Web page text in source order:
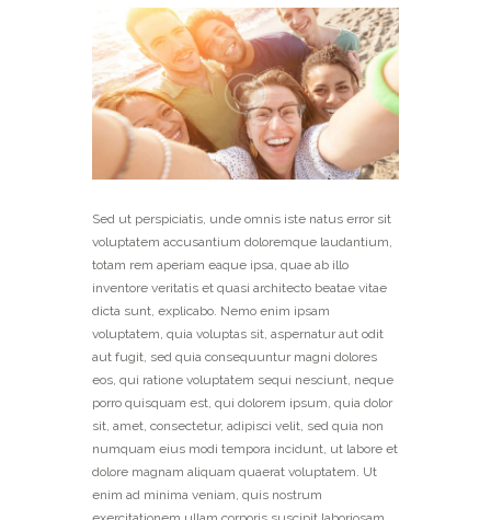
Sed ut perspiciatis, unde omnis iste natus error sit
voluptatem accusantium doloremque laudantium,
totam rem aperiam eaque ipsa, quae ab illo
inventore veritatis et quasi architecto beatae vitae
dicta sunt, explicabo. Nemo enim ipsam
voluptatem, quia voluptas sit, aspernatur aut odit
aut fugit, sed quia consequuntur magni dolores
eos, qui ratione voluptatem sequi nesciunt, neque
porro quisquam est, qui dolorem ipsum, quia dolor
sit, amet, consectetur, adipisci velit, sed quia non
numquam eius modi tempora incidunt, ut labore et
dolore magnam aliquam quaerat voluptatem. Ut
enim ad minima veniam, quis nostrum